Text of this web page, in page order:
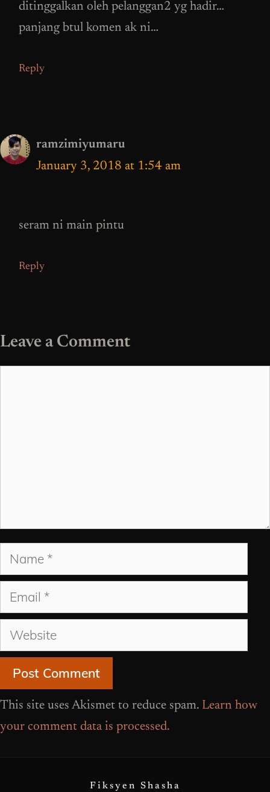
ditinggalkan oleh pelanggan2 yg hadir…
panjang btul komen ak ni…
Reply
ramzimiyumaru
January 3, 2018 at 1:54 am
seram ni main pintu
Reply
Leave a Comment
Name
Email
Website
This site uses Akismet to reduce spam. Learn how
your comment data is processed.
Fiksyen Shasha